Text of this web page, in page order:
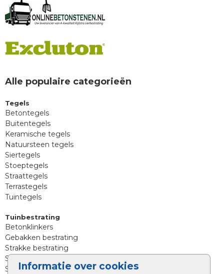
Informatie over cookies
Alle populaire categorieën
Tegels
Betontegels
Buitentegels
Keramische tegels
Natuursteen tegels
Siertegels
Stoeptegels
Straattegels
Terrastegels
Tuintegels
Tuinbestrating
Betonklinkers
Gebakken bestrating
Strakke bestrating
Sierbestrating
Straatklinkers